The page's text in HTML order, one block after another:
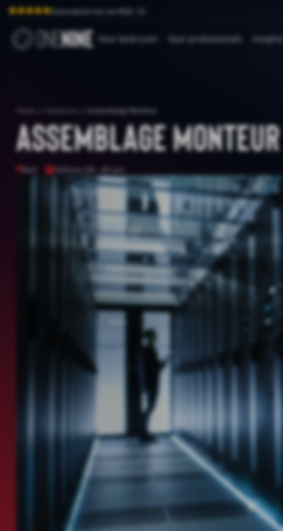
Beoordeeld met een 9.0
Voor bedrijven Voor professionals Insights
Assemblage Monteur
Assemblage Monteur
Best Fulltime (38 - 40 uur)